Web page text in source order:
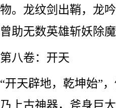
物。龙纹剑出鞘，龙
曾助无数英雄斩妖除
第八卷：开天
“开天辟地，乾坤始”
乃上古神器，斧身巨